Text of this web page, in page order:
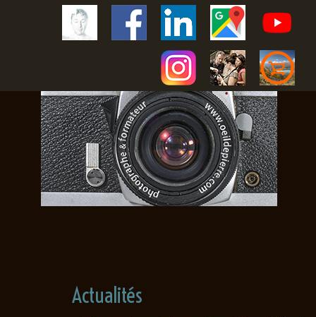
Actualités